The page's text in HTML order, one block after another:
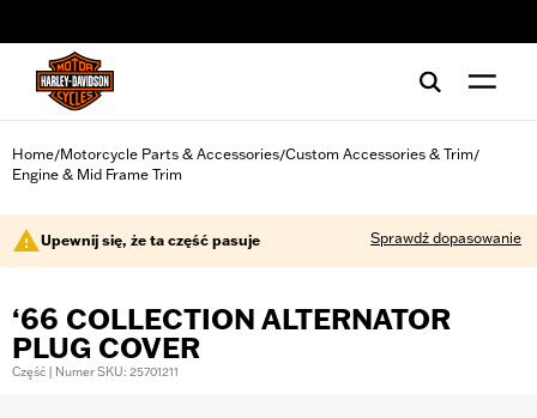
Home/Motorcycle Parts & Accessories/Custom Accessories & Trim/
Engine & Mid Frame Trim
Upewnij się, że ta część pasuje Sprawdź dopasowanie
‘66 COLLECTION ALTERNATOR
PLUG COVER
Część | Numer SKU: 25701211